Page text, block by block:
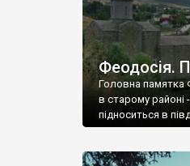
Феодосія.
Головна памятка
в старому районі
підноситься в